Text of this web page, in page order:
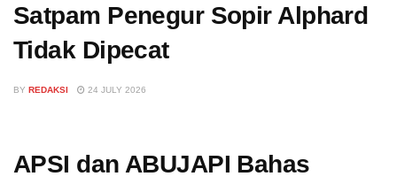
Satpam Penegur Sopir Alphard
Tidak Dipecat
BY REDAKSI 24 JULY 2026
APSI dan ABUJAPI Bahas